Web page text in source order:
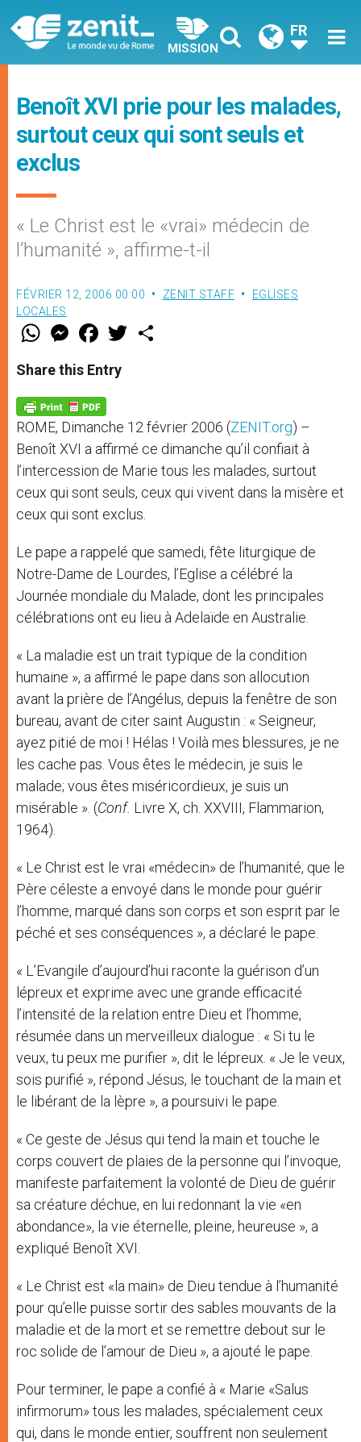
MISSION
FR
Benoît XVI prie pour les malades,
surtout ceux qui sont seuls et
exclus
« Le Christ est le «vrai» médecin de
l’humanité », affirme-t-il
FÉVRIER 12, 2006 00:00 ZENIT STAFF
EGLISES
LOCALES
W
t
s
p
p
M
e
s
e
g
e
r
F
a
e
b
o
k
w
Share this Entry
ROME, Dimanche 12 février 2006 (ZENIT.org) –
Benoît XVI a affirmé ce dimanche qu’il confiait à
l’intercession de Marie tous les malades, surtout
ceux qui sont seuls, ceux qui vivent dans la misère et
ceux qui sont exclus.
Le pape a rappelé que samedi, fête liturgique de
Notre-Dame de Lourdes, l’Eglise a célébré la
Journée mondiale du Malade, dont les principales
célébrations ont eu lieu à Adelaïde en Australie.
« La maladie est un trait typique de la condition
humaine », a affirmé le pape dans son allocution
avant la prière de l’Angélus, depuis la fenêtre de son
bureau, avant de citer saint Augustin : « Seigneur,
ayez pitié de moi ! Hélas ! Voilà mes blessures, je ne
les cache pas. Vous êtes le médecin, je suis le
malade; vous êtes miséricordieux, je suis un
misérable ». (Conf. Livre X, ch. XXVIII, Flammarion,
1964).
« Le Christ est le vrai «médecin» de l’humanité, que le
Père céleste a envoyé dans le monde pour guérir
l’homme, marqué dans son corps et son esprit par le
péché et ses conséquences », a déclaré le pape.
« L’Evangile d’aujourd’hui raconte la guérison d’un
lépreux et exprime avec une grande efficacité
l’intensité de la relation entre Dieu et l’homme,
résumée dans un merveilleux dialogue : « Si tu le
veux, tu peux me purifier », dit le lépreux. « Je le veux,
sois purifié », répond Jésus, le touchant de la main et
le libérant de la lèpre », a poursuivi le pape.
« Ce geste de Jésus qui tend la main et touche le
corps couvert de plaies de la personne qui l’invoque,
manifeste parfaitement la volonté de Dieu de guérir
sa créature déchue, en lui redonnant la vie «en
abondance», la vie éternelle, pleine, heureuse », a
expliqué Benoît XVI.
« Le Christ est «la main» de Dieu tendue à l’humanité
pour qu’elle puisse sortir des sables mouvants de la
maladie et de la mort et se remettre debout sur le
roc solide de l’amour de Dieu », a ajouté le pape.
Pour terminer, le pape a confié à « Marie «Salus
infirmorum» tous les malades, spécialement ceux
qui, dans le monde entier, souffrent non seulement